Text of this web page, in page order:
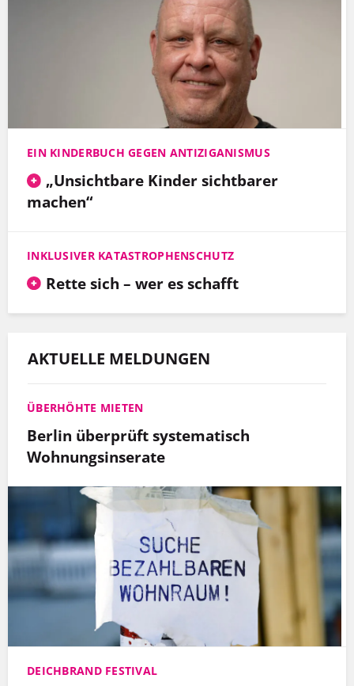
EIN KINDERBUCH GEGEN ANTIZIGANISMUS
„Unsichtbare Kinder sichtbarer
machen“
INKLUSIVER KATASTROPHENSCHUTZ
Rette sich – wer es schafft
AKTUELLE MELDUNGEN
ÜBERHÖHTE MIETEN
Berlin überprüft systematisch
Wohnungsinserate
DEICHBRAND FESTIVAL